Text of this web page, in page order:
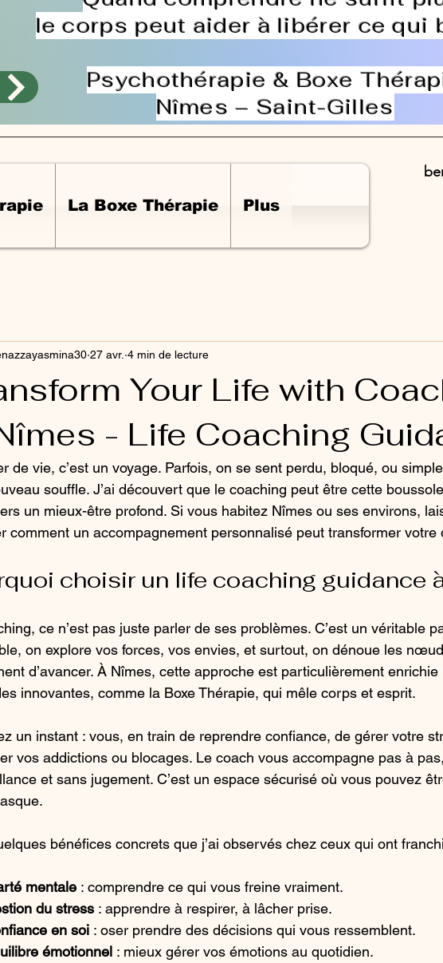
le corps peut aider à libérer ce qui
Psychothérapie & Boxe
Nîmes – Saint-Gilles
La Boxe Thérapie Plus
Your Life with
- Life Coaching
27 avr. 4 min de lecture
de vie, c’est un voyage. Parfois, on se sent perdu, bloqué, ou
souffle. J’ai découvert que le coaching peut être cette
un mieux-être profond. Si vous habitez Nîmes ou ses environs,
comment un accompagnement personnalisé peut transformer votre
choisir un life coaching guidance
ce n’est pas juste parler de ses problèmes. C’est un véritable
on explore vos forces, vos envies, et surtout, on dénoue les
d’avancer. À Nîmes, cette approche est particulièrement
innovantes, comme la Boxe Thérapie, qui mêle corps et esprit.
un instant : vous, en train de reprendre confiance, de gérer votre
vos addictions ou blocages. Le coach vous accompagne pas à
et sans jugement. C’est un espace sécurisé où vous pouvez
bénéfices concrets que j’ai observés chez ceux qui ont
mentale : comprendre ce qui vous freine vraiment.
du stress : apprendre à respirer, à lâcher prise.
en soi : oser prendre des décisions qui vous ressemblent.
émotionnel : mieux gérer vos émotions au quotidien.